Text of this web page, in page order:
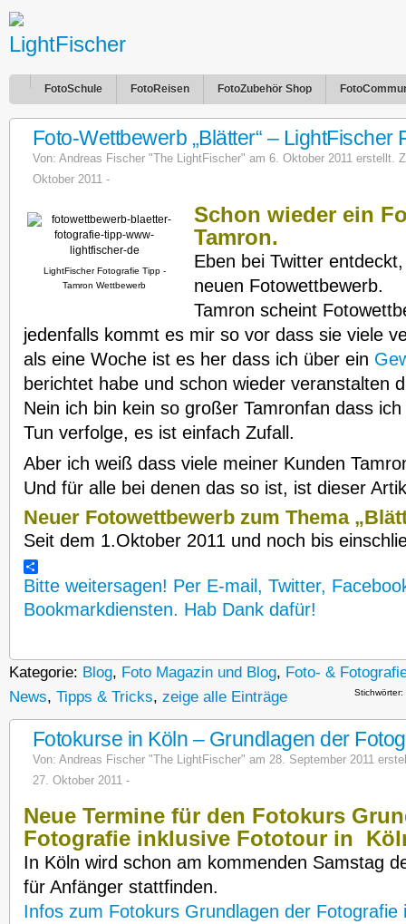
FotoSchule FotoReisen FotoZubehör Shop
Foto-Wettbewerb „Blätter“ – LightFischer
Von: Andreas Fischer "The LightFischer" am 6. Oktober 2011 erstellt.
Oktober 2011 -
LightFischer Fotografie Tipp -
Tamron Wettbewerb
Schon wieder ein
Tamron.
Eben bei Twitter
neuen Fotowettbewerb.
Tamron scheint
jedenfalls kommt es mir so vor dass sie viele
als eine Woche ist es her dass ich über ein
berichtet habe und schon wieder veranstalten
Nein ich bin kein so großer Tamronfan dass
Tun verfolge, es ist einfach Zufall.
Aber ich weiß dass viele meiner Kunden
Und für alle bei denen das so ist, ist dieser
Neuer Fotowettbewerb zum Thema
Seit dem 1.Oktober 2011 und noch bis
Bitte weitersagen! Per E-mail, Twitter,
Bookmarkdiensten. Hab Dank dafür!
Kategorie: Blog, Foto Magazin und Blog, Foto- &
News, Tipps & Tricks, zeige alle Einträge Stichwörter:
Fotokurse in Köln – Grundlagen der
Von: Andreas Fischer "The LightFischer" am 28. September 2011
27. Oktober 2011 -
Neue Termine für den Fotokurs
Fotografie inklusive Fototour in
In Köln wird schon am kommenden Samstag
für Anfänger stattfinden.
Infos zum Fotokurs Grundlagen der Fotografie